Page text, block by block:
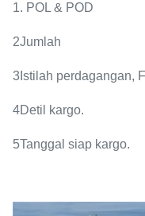
1. POL & POD
2Jumlah
3Istilah perdagangan,
4Detil kargo.
5Tanggal siap kargo.